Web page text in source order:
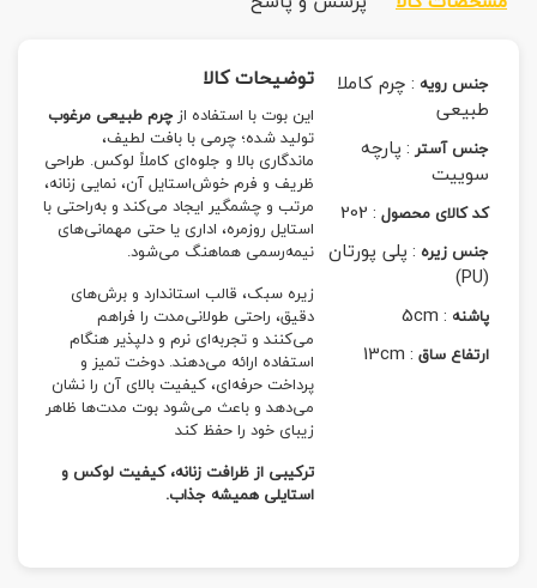
جنس رویه :چرم کاملا
طبیعی
جنس آستر :پارچه
سوییت
کد کالای محصول :
202
جنس زیره :پلی پورتان
(PU)
پاشنه :
5cm
ارتفاع ساق :
13cm
توضیحات کالا
این بوت با استفاده ازچرم طبیعی مرغوب
تولید شده؛ چرمی با بافت لطیف،
ماندگاری بالا و جلوه‌ای کاملاً لوکس. طراحی
ظریف و فرم خوش‌استایل آن، نمایی زنانه،
مرتب و چشمگیر ایجاد می‌کند و به‌راحتی با
استایل روزمره، اداری یا حتی مهمانی‌های
نیمه‌رسمی هماهنگ می‌شود.
زیره سبک، قالب استاندارد و برش‌های
دقیق، راحتی طولانی‌مدت را فراهم
می‌کنند و تجربه‌ای نرم و دلپذیر هنگام
استفاده ارائه می‌دهند. دوخت تمیز و
پرداخت حرفه‌ای، کیفیت بالای آن را نشان
می‌دهد و باعث می‌شود بوت مدت‌ها ظاهر
زیبای خود را حفظ کند
ترکیبی از ظرافت زنانه، کیفیت لوکس و
استایلی همیشه جذاب.